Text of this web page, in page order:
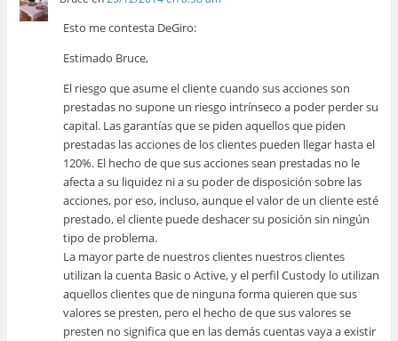
Esto me contesta DeGiro:
Estimado Bruce,
El riesgo que asume el cliente cuando sus acciones son
prestadas no supone un riesgo intrínseco a poder perder su
capital. Las garantías que se piden aquellos que piden
prestadas las acciones de los clientes pueden llegar hasta el
120%. El hecho de que sus acciones sean prestadas no le
afecta a su liquidez ni a su poder de disposición sobre las
acciones, por eso, incluso, aunque el valor de un cliente esté
prestado, el cliente puede deshacer su posición sin ningún
tipo de problema.
La mayor parte de nuestros clientes nuestros clientes
utilizan la cuenta Basic o Active, y el perfil Custody lo utilizan
aquellos clientes que de ninguna forma quieren que sus
valores se presten, pero el hecho de que sus valores se
presten no significa que en las demás cuentas vaya a existir